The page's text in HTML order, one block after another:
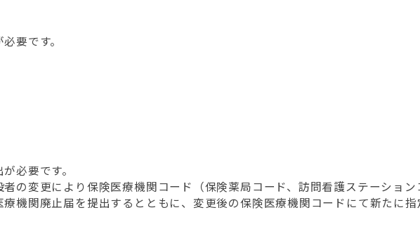
要です。
必要です。
の変更により保険医療機関コード（保険薬局コード、訪問看護ステーショ
機関廃止届を提出するとともに、変更後の保険医療機関コードにて新たに